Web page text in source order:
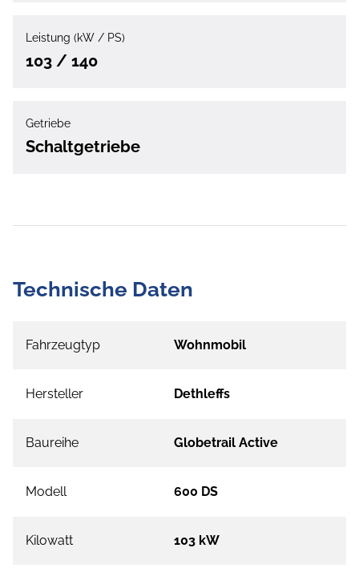
Leistung (kW / PS)
103 / 140
Getriebe
Schaltgetriebe
Technische Daten
Fahrzeugtyp Wohnmobil
Hersteller Dethleffs
Baureihe Globetrail Active
Modell 600 DS
Kilowatt 103 kW